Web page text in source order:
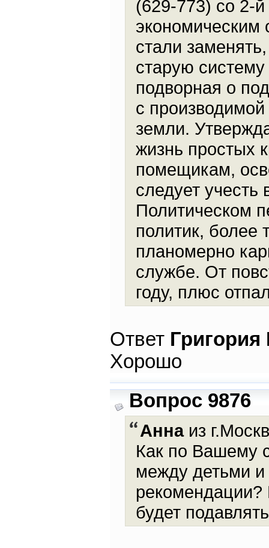
(629-773) со 2-
стали
старую
подворная о
с
земли.
жизнь простых
помещикам,
следует
Политическом
политик, более
планомерно
службе. От
году, плюс
Ответ
Хорошо
Вопрос 9876
Аннаиз
Как по Вашему
между детьми и
рекомендации?
будет